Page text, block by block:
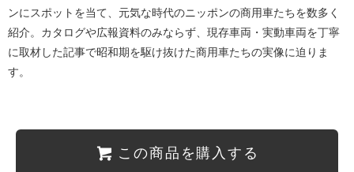
ンにスポットを当て、元気な時代のニッポンの商用車たちを数多く
紹介。カタログや広報資料のみならず、現存車両・実動車両を丁寧
に取材した記事で昭和期を駆け抜けた商用車たちの実像に迫りま
す。
この商品を購入する